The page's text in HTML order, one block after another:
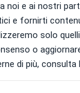
base alla
noi e ai nostri
e fornirti
solo
o
di più, consulta